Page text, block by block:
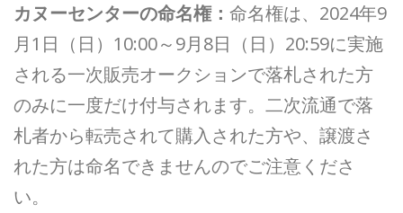
カヌーセンターの命名権： 命名権は、2024年9
月1日（日）10:00～9月8日（日）20:59に実施
される一次販売オークションで落札された方
のみに一度だけ付与されます。二次流通で落
札者から転売されて購入された方や、譲渡さ
れた方は命名できませんのでご注意くださ
い。